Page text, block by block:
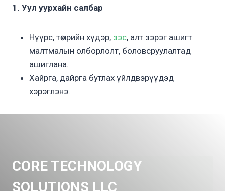
1. Уул уурхайн салбар
Нүүрс, төмрийн хүдэр, зэс, алт зэрэг ашигт
малтмалын олборлолт, боловсруулалтад
ашиглана.
Хайрга, дайрга бутлах үйлдвэрүүдэд
хэрэглэнэ.
CORE TECHNOLOGY
SOLUTIONS LLC